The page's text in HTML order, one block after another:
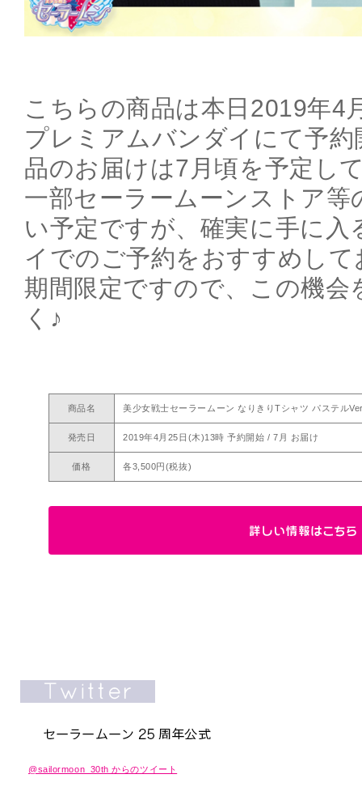
こちらの商品は本日2019年4
プレミアムバンダイにて予
品のお届けは7月頃を予定し
一部セーラームーンストア等
い予定ですが、確実に手に
イでのご予約をおすすめし
期間限定ですので、この機会
く♪
商品名 美少女戦士セーラームーン なりきりTシャツ パステル
発売日 2019年4月25日(木)13時 予約開始 / 7月 お届け
価格 各3,500円(税抜)
@sailormoon_30th からのツイート